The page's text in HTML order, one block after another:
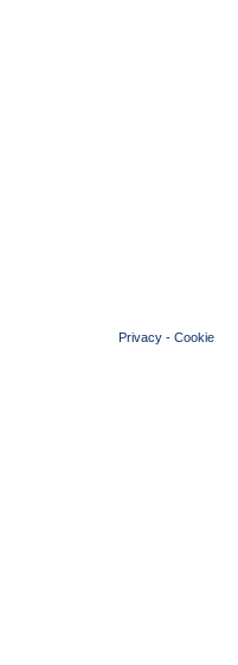
Privacy - Cookie